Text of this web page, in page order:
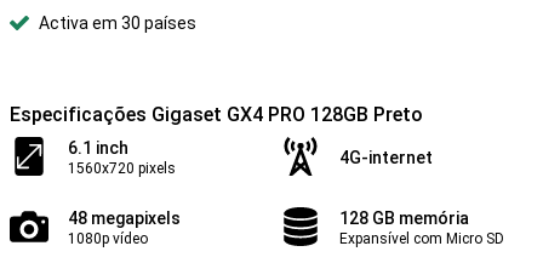
Activa em 30 países
Especificações Gigaset GX4 PRO 128GB Preto
6.1 inch
1560x720 pixels
4G-internet
48 megapixels
1080p vídeo
128 GB memória
Expansível com Micro SD